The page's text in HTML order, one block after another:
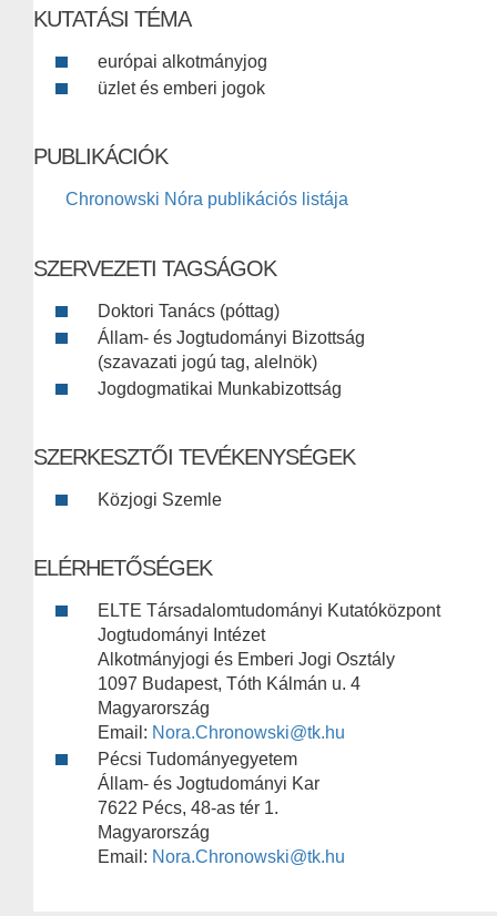
KUTATÁSI TÉMA
európai alkotmányjog
üzlet és emberi jogok
PUBLIKÁCIÓK
Chronowski Nóra publikációs listája
SZERVEZETI TAGSÁGOK
Doktori Tanács (póttag)
Állam- és Jogtudományi Bizottság
(szavazati jogú tag, alelnök)
Jogdogmatikai Munkabizottság
SZERKESZTŐI TEVÉKENYSÉGEK
Közjogi Szemle
ELÉRHETŐSÉGEK
ELTE Társadalomtudományi Kutatóközpont
Jogtudományi Intézet
Alkotmányjogi és Emberi Jogi Osztály
1097 Budapest, Tóth Kálmán u. 4
Magyarország
Email: Nora.Chronowski@tk.hu
Pécsi Tudományegyetem
Állam- és Jogtudományi Kar
7622 Pécs, 48-as tér 1.
Magyarország
Email: Nora.Chronowski@tk.hu